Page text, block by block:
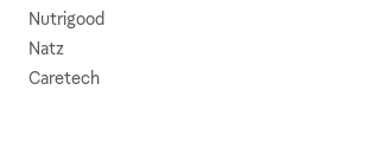
Nutrigood
Natz
Caretech